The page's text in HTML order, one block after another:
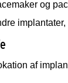
og
af